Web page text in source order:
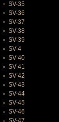
SV-35
SV-36
SV-37
SV-38
SV-39
SV-4
SV-40
SV-41
SV-42
SV-43
SV-44
SV-45
SV-46